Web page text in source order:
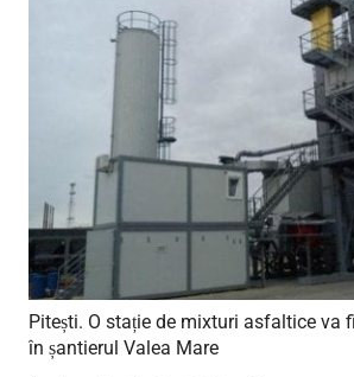
Pitești. O stație de mixturi asfaltice va
în șantierul Valea Mare